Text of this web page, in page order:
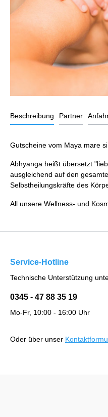
Beschreibung Partner
Gutscheine vom Maya mare
Abhyanga heißt übersetzt
ausgleichend auf den
Selbstheilungskräfte des
All unsere Wellness- und
Service-Hotline
Technische Unterstützung
0345 - 47 88 35 19
Mo-Fr, 10:00 - 16:00 Uhr
Oder über unser